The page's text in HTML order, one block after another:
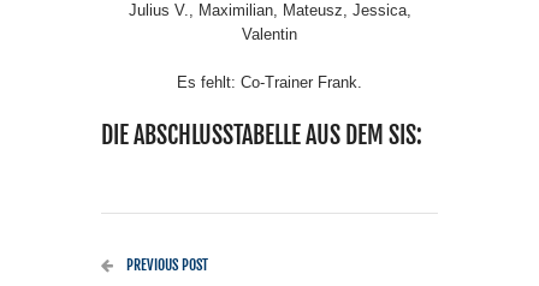
Julius V., Maximilian, Mateusz, Jessica,
Valentin
Es fehlt: Co-Trainer Frank.
DIE ABSCHLUSSTABELLE AUS DEM SIS:
PREVIOUS POST